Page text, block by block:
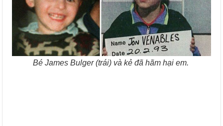
Bé James Bulger (trái) và kẻ đã hãm hại em.